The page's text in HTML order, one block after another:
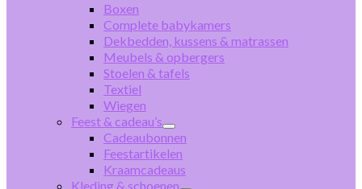
Boxen
Complete babykamers
Dekbedden, kussens & matrassen
Meubels & opbergers
Stoelen & tafels
Textiel
Wiegen
Feest & cadeau’s
Cadeaubonnen
Feestartikelen
Kraamcadeaus
Kleding & schoenen